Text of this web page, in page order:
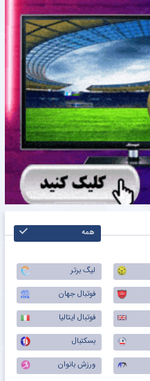
همه
لیگ برتر
فوتبال جهان
فوتبال ایتالیا
بسکتبال
ورزش بانوان